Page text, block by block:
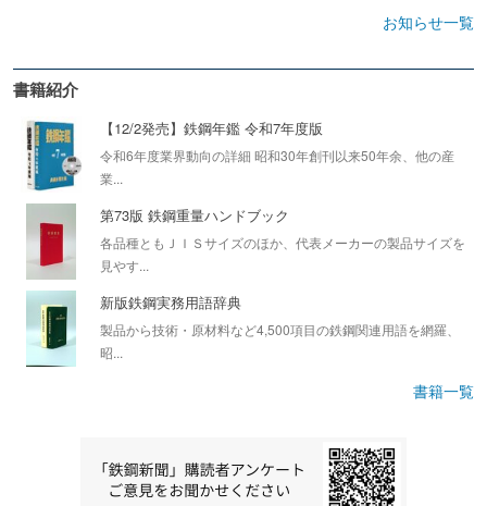
お知らせ一覧
書籍紹介
【12/2発売】鉄鋼年鑑 令和7年度版
令和6年度業界動向の詳細 昭和30年創刊以来50年余、他の産
業...
第73版 鉄鋼重量ハンドブック
各品種ともＪＩＳサイズのほか、代表メーカーの製品サイズを
見やす...
新版鉄鋼実務用語辞典
製品から技術・原材料など4,500項目の鉄鋼関連用語を網羅、
昭...
書籍一覧